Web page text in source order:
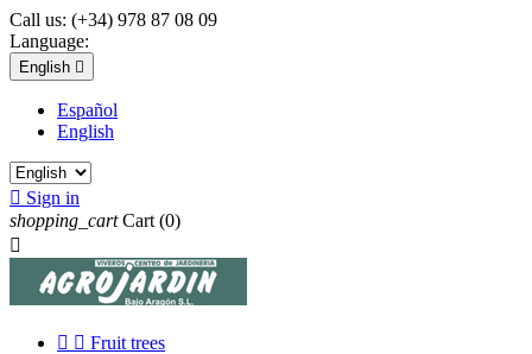
Call us: (+34) 978 87 08 09
Language:
English 
Español
English
 Sign in
shopping_cart Cart (0)

  Fruit trees